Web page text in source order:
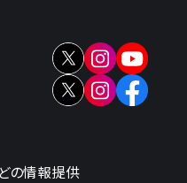
の情報提供